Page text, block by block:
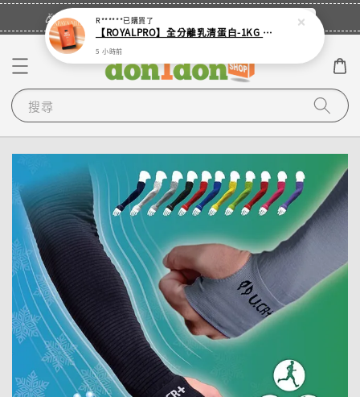
🎉登入會員・領取您的專屬折扣券！ 立即登入
搜尋
R******已購買了
【ROYALPRO】全分離乳清蛋白-1KG -多口味任選｜可加購湯匙
5 小時前